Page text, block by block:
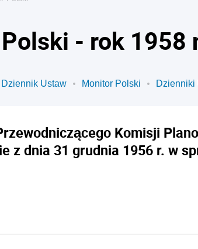
- rok 1958
Dziennik Ustaw Monitor Polski Dzienniki
Komisji
z dnia 31 grudnia 1956 r. w